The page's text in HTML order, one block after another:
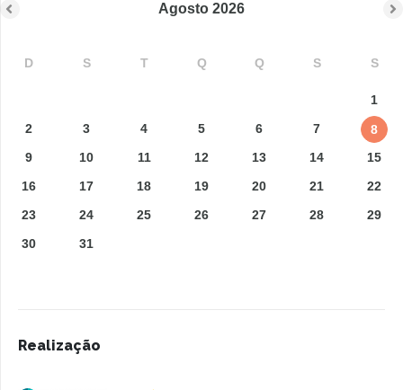
Agosto 2026
D S T Q Q S S
1
2
3 4 5 6 7
8
9
10 11 12 13 14
15
16
17 18 19 20 21
22
23
24 25 26 27 28
29
30
31
Realização